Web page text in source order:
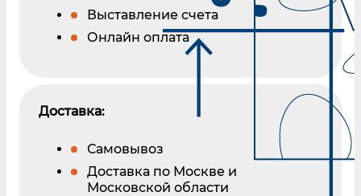
Выставление счета
Онлайн оплата
Доставка:
Самовывоз
Доставка по Москве и
Московской области